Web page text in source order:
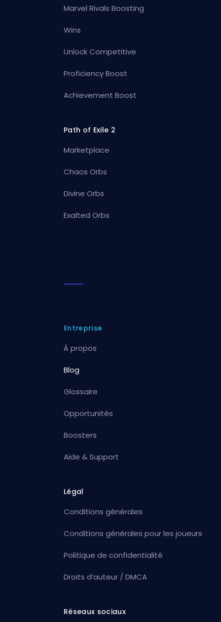
Marvel Rivals Boosting
Wins
Unlock Competitive
Proficiency Boost
Achievement Boost
Path of Exile 2
Marketplace
Chaos Orbs
Divine Orbs
Exalted Orbs
Entreprise
À propos
Blog
Glossaire
Opportunités
Boosters
Aide & Support
Légal
Conditions générales
Conditions générales pour les joueurs
Politique de confidentialité
Droits d’auteur / DMCA
Réseaux sociaux